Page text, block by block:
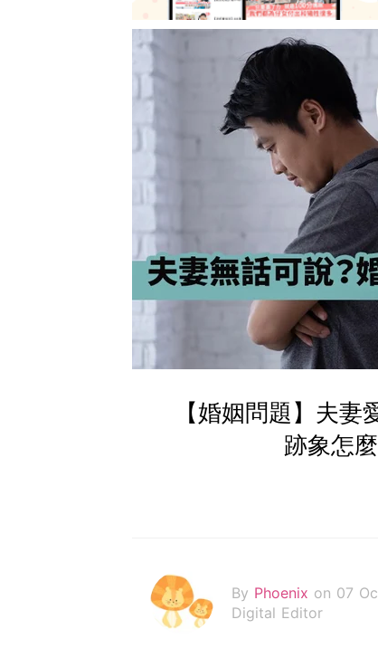
【婚姻問題】夫
跡象怎
By Phoenix on 07
Digital Editor